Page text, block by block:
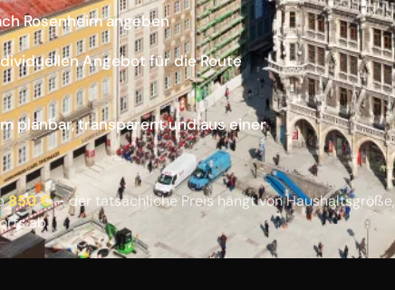
Rosenheim angeben
Angebot für die Route
planbar, transparent und aus einer
850 €– der tatsächliche Preis hängt von Haushaltsgröße,
ab.